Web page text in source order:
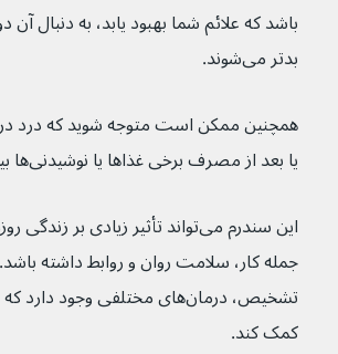
بدتر می‌شوند.
همچنین ممکن است متوجه شوید که درد
یا بعد از مصرف برخی غذاها یا نوشیدنی‌ها بیشتر می‌شود.
این سندرم می‌تواند تأثیر زیادی بر
جمله کار، سلامت روان و روابط داشته باشد.
کمک کند.